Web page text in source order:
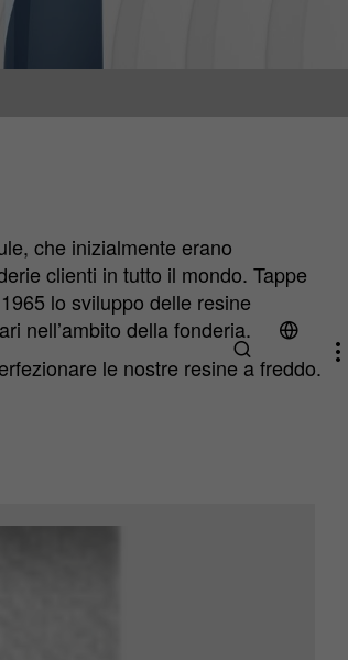
che inizialmente erano
clienti in tutto il mondo. Tappe
lo sviluppo delle resine
nell’ambito della fonderia.
le nostre resine a freddo.